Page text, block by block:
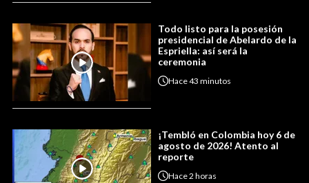
Todo listo para la posesión
presidencial de Abelardo de la
Espriella: así será la
ceremonia
Hace43 minutos
¡Tembló en Colombia hoy 6 de
agosto de 2026! Atento al
reporte
Hace2 horas